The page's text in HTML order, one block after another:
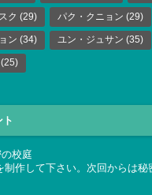
ク (29) パク・クニョン (29)
ン (34) ユン・ジュサン (35)
(25)
ト
校庭
制作して下さい。次回からは秘